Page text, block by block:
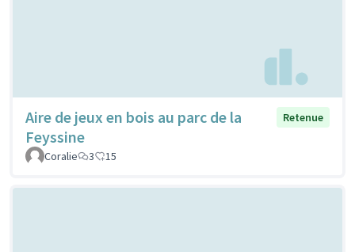
Aire de jeux en bois au parc de la
Feyssine
Retenue
Coralie 3 15